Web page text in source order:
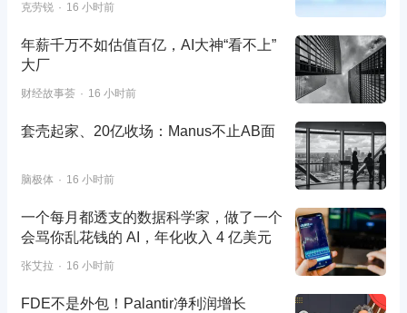
克劳锐 16 小时前
年薪千万不如估值百亿，AI大神“看不上”
大厂
财经故事荟 16 小时前
套壳起家、20亿收场：Manus不止AB面
脑极体 16 小时前
一个每月都透支的数据科学家，做了一个
会骂你乱花钱的 AI，年化收入 4 亿美元
张艾拉 16 小时前
FDE不是外包！Palantir净利润增长